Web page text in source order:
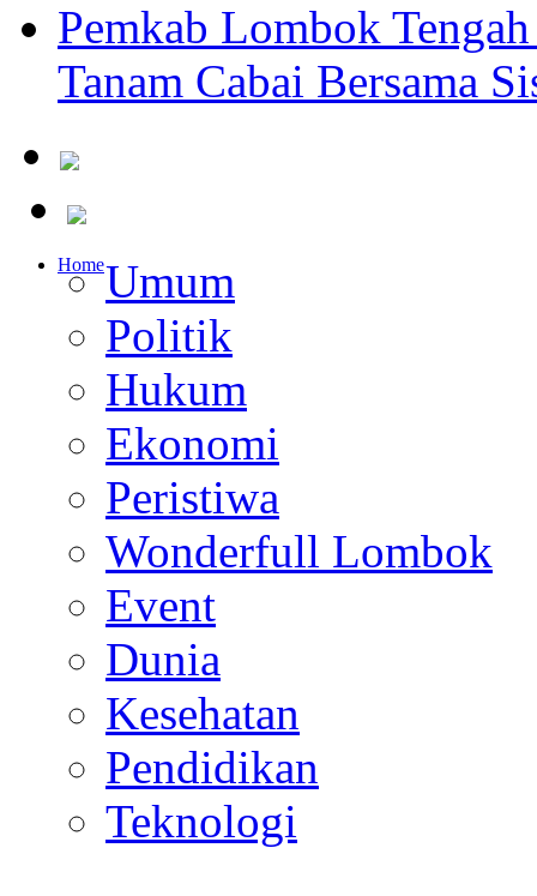
Pemkab Lombok
Tanam Cabai Bersama
HomeUmum
Politik
Hukum
Ekonomi
Peristiwa
Wonderfull Lombok
Event
Dunia
Kesehatan
Pendidikan
Teknologi